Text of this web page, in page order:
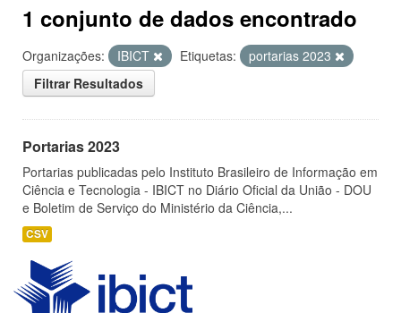
1 conjunto de dados encontrado
Organizações: IBICT Etiquetas:
portarias 2023
Filtrar Resultados
Portarias 2023
Portarias publicadas pelo Instituto Brasileiro de Informação em
Ciência e Tecnologia - IBICT no Diário Oficial da União - DOU
e Boletim de Serviço do Ministério da Ciência,...
CSV